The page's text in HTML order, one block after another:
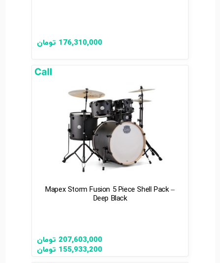
176,310,000 تومان
Mapex Storm Fusion 5 Piece Shell Pack –
Deep Black
207,603,000 تومان
155,933,200 تومان